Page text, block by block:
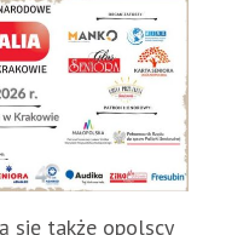
się także opolscy